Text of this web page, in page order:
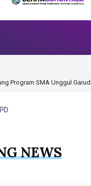
Program SMA Unggul
NEWS